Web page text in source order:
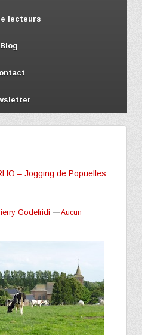
lecteurs
Blog
– Jogging de Popuelles
Godefridi —Aucun